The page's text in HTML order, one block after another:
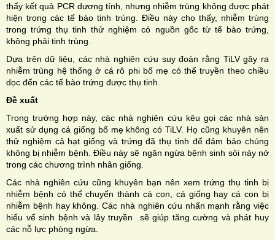
thấy kết quả PCR dương tính, nhưng nhiễm trùng không được phát
hiện trong các tế bào tinh trùng. Điều này cho thấy, nhiễm trùng
trong trứng thụ tinh thử nghiệm có nguồn gốc từ tế bào trứng,
không phải tinh trùng.
Dựa trên dữ liệu, các nhà nghiên cứu suy đoán rằng TiLV gây ra
nhiễm trùng hệ thống ở cá rô phi bố mẹ có thể truyền theo chiều
dọc đến các tế bào trứng được thụ tinh.
Đề xuất
Trong trường hợp này, các nhà nghiên cứu kêu gọi các nhà sản
xuất sử dụng cá giống bố mẹ không có TiLV. Họ cũng khuyên nên
thử nghiệm cả hạt giống và trứng đã thụ tinh để đảm bảo chúng
không bị nhiễm bệnh. Điều này sẽ ngăn ngừa bệnh sinh sôi nảy nở
trong các chương trình nhân giống.
Các nhà nghiên cứu cũng khuyên bạn nên xem trứng thụ tinh bị
nhiễm bệnh có thể chuyển thành cá con, cá giống hay cá con bị
nhiễm bệnh hay không. Các nhà nghiên cứu nhấn mạnh rằng việc
hiểu vể sinh bệnh và lây truyền sẽ giúp tăng cường và phát huy
các nỗ lực phòng ngừa.